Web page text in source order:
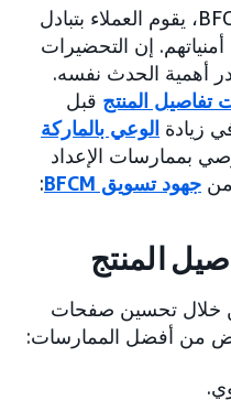
قبل وقت طويل من ظهور BFCM، يقوم العملاء بتبادل
أمنياتهم. إن التحضيرات
أهمية الحدث نفسه.
المنتج قبل
الوعي بالماركة
بممارسات الإعداد
من جهود تسويق BFCM :
المنتج
خلال تحسين صفحات